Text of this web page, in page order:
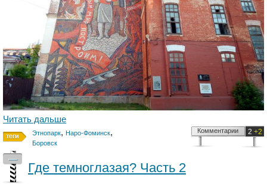
Читать дальше
Этнопарк, Наро-Фоминск,
Боровск
2 +2
Комментарии
—
Где темноглазая? Часть 2